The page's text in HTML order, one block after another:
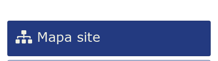
Mapa site